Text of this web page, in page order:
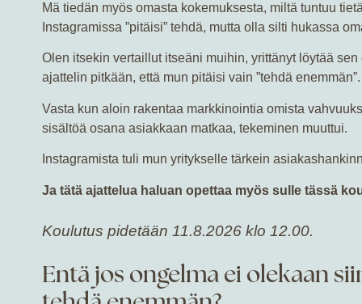
Mä tiedän myös omasta kokemuksesta, miltä tuntuu
Instagramissa ”pitäisi” tehdä, mutta olla silti hukassa
Olen itsekin vertaillut itseäni muihin, yrittänyt löytää
ajattelin pitkään, että mun pitäisi vain ”tehdä enemmän”.
Vasta kun aloin rakentaa markkinointia omista
sisältöä osana asiakkaan matkaa, tekeminen muuttui.
Instagramista tuli mun yritykselle tärkein
Ja tätä ajattelua haluan opettaa myös sulle tässä
Koulutus pidetään 11.8.2026 klo 12.00.
Entä jos ongelma ei olekaan